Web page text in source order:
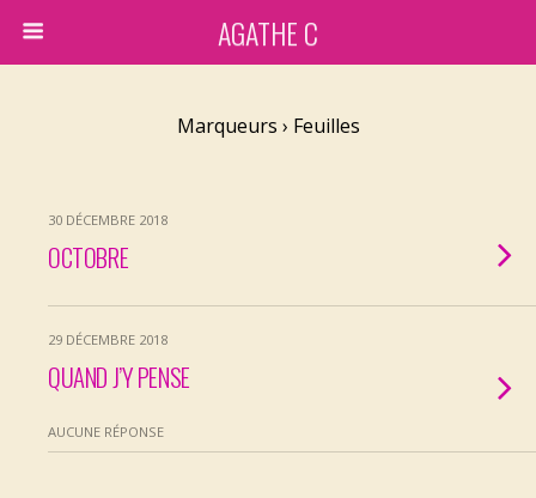
AGATHE C
Marqueurs › Feuilles
30 DÉCEMBRE 2018
OCTOBRE
29 DÉCEMBRE 2018
QUAND J’Y PENSE
AUCUNE RÉPONSE